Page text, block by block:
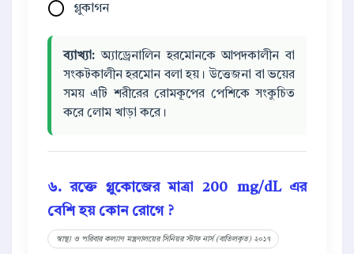
গ্লুকাগন
ব্যাখ্যা: অ্যাড্রেনালিন হরমোনকে আপদকালীন বা
সংকটকালীন হরমোন বলা হয়। উত্তেজনা বা ভয়ের
সময় এটি শরীরের রোমকূপের পেশিকে সংকুচিত
করে লোম খাড়া করে।
৬. রক্তে গ্লুকোজের মাত্রা 200 mg/dL এর
বেশি হয় কোন রোগে ?
স্বাস্থ্য ও পরিবার কল্যাণ মন্ত্রণালয়ের সিনিয়র স্টাফ নার্স (বাতিলকৃত) ২০১৭